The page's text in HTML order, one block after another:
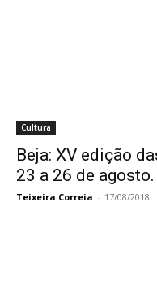
Cultura
Beja: XV edição
23 a 26 de agosto.
Teixeira Correia - 17/08/2018